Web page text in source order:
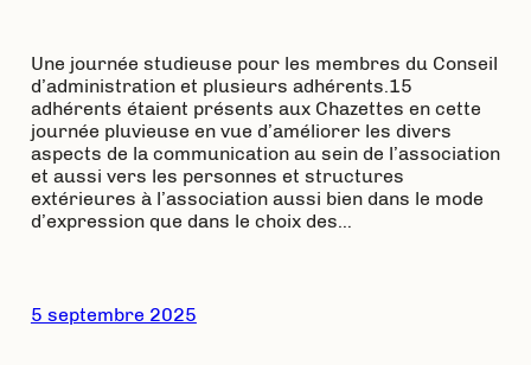
Une journée studieuse pour les membres du Conseil
d’administration et plusieurs adhérents.15
adhérents étaient présents aux Chazettes en cette
journée pluvieuse en vue d’améliorer les divers
aspects de la communication au sein de l’association
et aussi vers les personnes et structures
extérieures à l’association aussi bien dans le mode
d’expression que dans le choix des…
5 septembre 2025